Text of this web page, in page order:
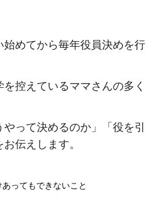
めてから毎年役員決めを行
控えているママさんの多く
って決めるのか」「役を引
伝えします。
ってもできないこと